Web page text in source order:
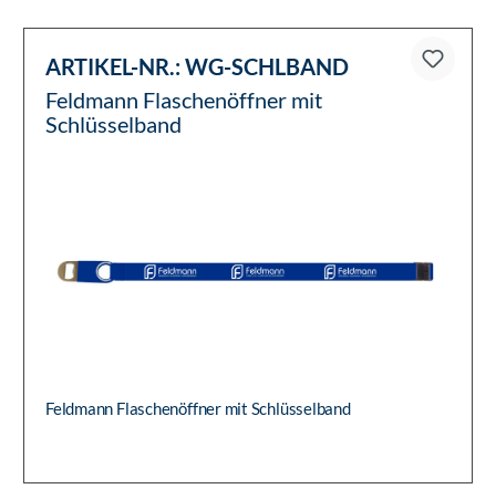
ARTIKEL-NR.:WG-SCHLBAND
Feldmann Flaschenöffner mit
Schlüsselband
Feldmann Flaschenöffner mit Schlüsselband